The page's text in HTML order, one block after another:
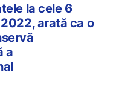
la cele 6
arată ca o
a